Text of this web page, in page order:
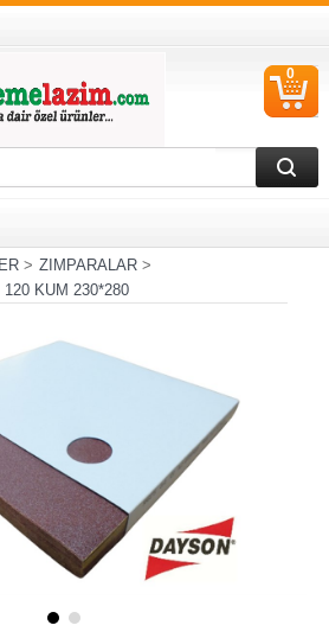
0
> ZIMPARALAR>
KUM 230*280